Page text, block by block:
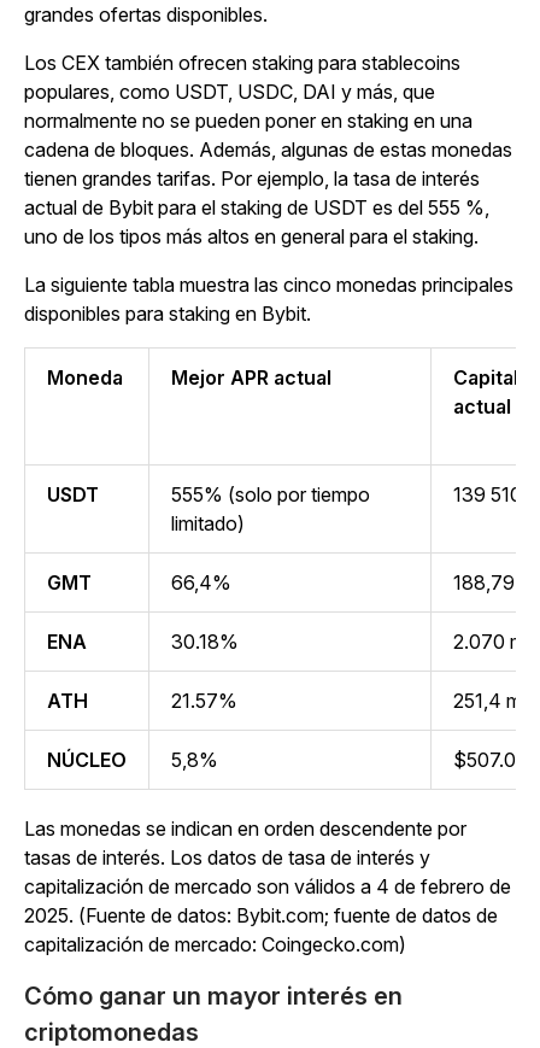
grandes ofertas disponibles.
Los CEX también ofrecen staking para stablecoins
populares, como USDT, USDC, DAI y más, que
normalmente no se pueden poner en staking en una
cadena de bloques. Además, algunas de estas monedas
tienen grandes tarifas. Por ejemplo, la tasa de interés
actual de Bybit para el staking de USDT es del 555 %,
uno de los tipos más altos en general para el staking.
La siguiente tabla muestra las cinco monedas principales
disponibles para staking en Bybit.
Moneda Mejor APR actual
actual
USDT
555% (solo por tiempo
limitado)
139 510
GMT 66,4% 188,79
ENA 30.18% 2.070
ATH 21.57% 251,4
NÚCLEO 5,8% $507.05
Las monedas se indican en orden descendente por
tasas de interés. Los datos de tasa de interés y
capitalización de mercado son válidos a 4 de febrero de
2025. (Fuente de datos: Bybit.com; fuente de datos de
capitalización de mercado: Coingecko.com)
Cómo ganar un mayor interés en
criptomonedas